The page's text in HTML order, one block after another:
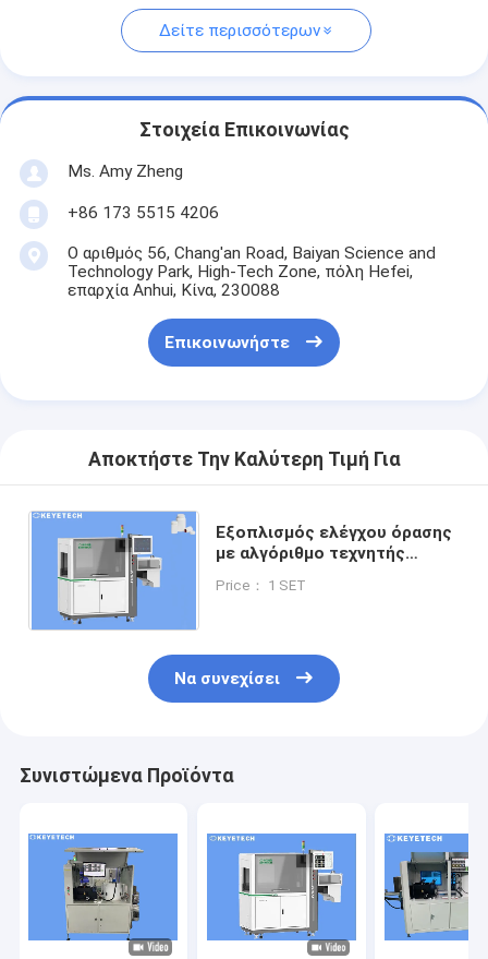
Δείτε περισσότερων
Στοιχεία Επικοινωνίας
Ms. Amy Zheng
+86 173 5515 4206
Ο αριθμός 56, Chang'an Road, Baiyan Science and
Technology Park, High-Tech Zone, πόλη Hefei,
επαρχία Anhui, Κίνα, 230088
Επικοινωνήστε
Αποκτήστε Την Καλύτερη Τιμή Για
Εξοπλισμός ελέγχου όρασης
με αλγόριθμο τεχνητής
φιαλών από άκαμπτο
Price： 1 SET
Να συνεχίσει
Συνιστώμενα Προϊόντα